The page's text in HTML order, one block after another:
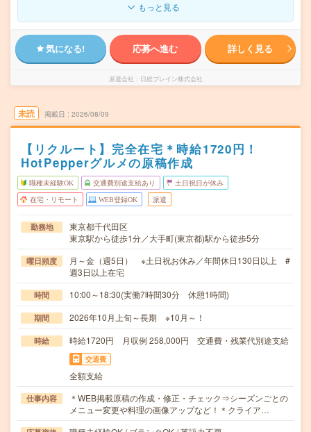
もっと見る
気になる! 応募へ進む 詳しく見る
派遣会社 日総ブレイン株式会社
未読 掲載日 2026/08/09
【リクルート】完全在宅＊時給1720円！
HotPepperグルメの原稿作成
職種未経験OK 交通費別途支給あり 土日祝日が休み
在宅・リモート WEB登録OK 派遣
勤務地
東京都千代田区
東京駅から徒歩1分／大手町(東京都)駅から徒歩5分
曜日頻度
月～金（週5日） ※土日祝お休み／年間休日130日以上 #
週3日以上在宅
時間 10:00～18:30(実働7時間30分 休憩1時間)
期間 2026年10月上旬～長期 ※10月～！
時給 時給1720円 月収例 258,000円 交通費・残業代別途支給
交通費
全額支給
仕事内容
＊WEB掲載原稿の作成・修正・チェック⇒シーズンごとの
メニュー変更や料理の画像アップなど！＊クライア…